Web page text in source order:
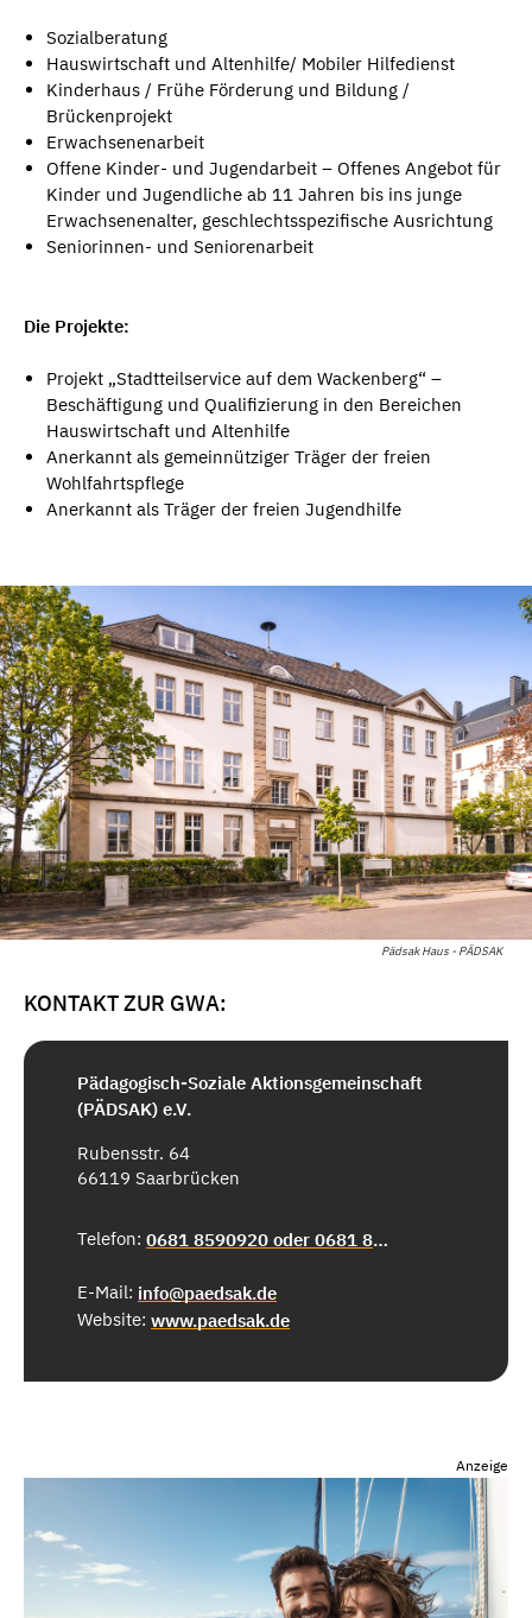
Sozialberatung
Hauswirtschaft und Altenhilfe/ Mobiler Hilfedienst
Kinderhaus / Frühe Förderung und Bildung /
Brückenprojekt
Erwachsenenarbeit
Offene Kinder- und Jugendarbeit – Offenes Angebot für
Kinder und Jugendliche ab 11 Jahren bis ins junge
Erwachsenenalter, geschlechtsspezifische Ausrichtung
Seniorinnen- und Seniorenarbeit
Die Projekte:
Projekt „Stadtteilservice auf dem Wackenberg“ –
Beschäftigung und Qualifizierung in den Bereichen
Hauswirtschaft und Altenhilfe
Anerkannt als gemeinnütziger Träger der freien
Wohlfahrtspflege
Anerkannt als Träger der freien Jugendhilfe
Pädsak Haus - PÄDSAK
KONTAKT ZUR GWA:
Pädagogisch-Soziale Aktionsgemeinschaft
(PÄDSAK) e.V.
Rubensstr. 64
66119 Saarbrücken
Telefon: 0681 8590920 oder 0681 8590910
E-Mail: info@paedsak.de
Website: www.paedsak.de
Anzeige